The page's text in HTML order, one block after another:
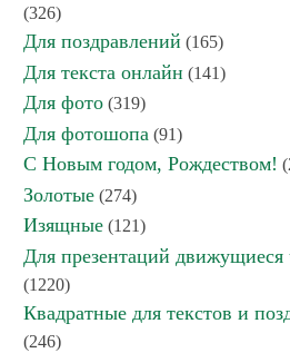
(326)
Для поздравлений (165)
Для текста онлайн (141)
Для фото (319)
Для фотошопа (91)
С Новым годом, Рождеством!
Золотые (274)
Изящные (121)
Для презентаций движущиеся
(1220)
Квадратные для текстов и
(246)